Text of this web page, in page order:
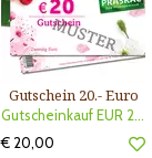
Gutschein 20.- Euro
Gutscheinkauf EUR 20.-
€ 20,00